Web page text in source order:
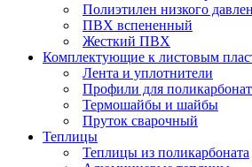
Полиэтилен низкого
ПВХ вспененный
Жесткий ПВХ
Комплектующие к листовым
Лента и уплотнители
Профили для
Термошайбы и шайбы
Пруток сварочный
Теплицы
Теплицы из поликарбоната